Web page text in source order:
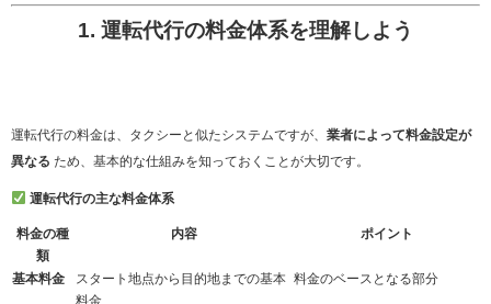
1. 運転代行の料金体系を理解しよう
運転代行の料金は、タクシーと似たシステムですが、 業者によって料金設定が
異なる ため、基本的な仕組みを知っておくことが大切です。
運転代行の主な料金体系
料金の種
類
内容 ポイント
基本料金
スタート地点から目的地までの基本
料金
料金のベースとなる部分